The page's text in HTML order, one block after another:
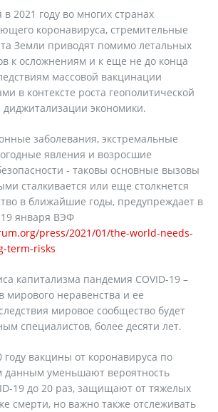
2021 году во многих странах
коронавируса, стремительные
Земли приводят помимо летальных
к осложнениям и к еще не до конца
массовой вакцинации
в контексте роста геополитической
экономики.
заболевания, экстремальные
явления и возросшие
- таковы основные вызовы
сталкивается или еще столкнется
в ближайшие годы, предупреждает в
19 января ВЭФ
press/2021/01/the-world-needs-
term-risks
капитализма пандемия COVID-19 –
мирового неравенства и ее
мировое сообщество будет
специалистов, более десяти лет.
вакцины от коронавируса по
данным уменьшают вероятность
19 до 20 раз, защищают от тяжелых
смерти, но важно также отслеживать